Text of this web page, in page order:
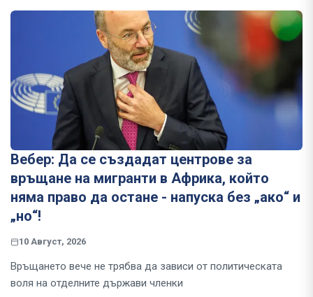
Вебер: Да се създадат центрове за
връщане на мигранти в Африка, който
няма право да остане - напуска без „ако“ и
„но“!
10 Август, 2026
Връщането вече не трябва да зависи от политическата
воля на отделните държави членки